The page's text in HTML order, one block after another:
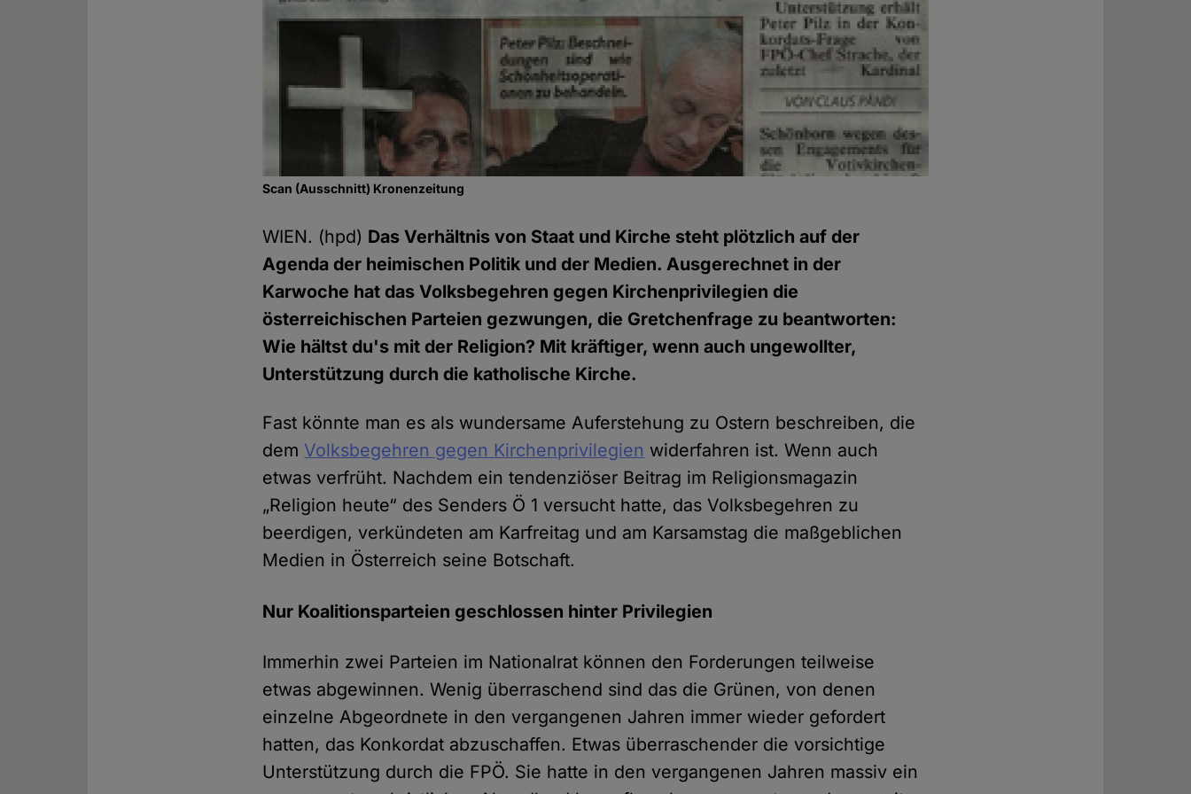
Scan (Ausschnitt) Kronenzeitung
WIEN. (hpd) Das Verhältnis von Staat und Kirche steht plötzlich auf der
Agenda der heimischen Politik und der Medien. Ausgerechnet in der
Karwoche hat das Volksbegehren gegen Kirchenprivilegien die
österreichischen Parteien gezwungen, die Gretchenfrage zu beantworten:
Wie hältst du's mit der Religion? Mit kräftiger, wenn auch ungewollter,
Unterstützung durch die katholische Kirche.
Fast könnte man es als wundersame Auferstehung zu Ostern beschreiben, die
dem Volksbegehren gegen Kirchenprivilegien widerfahren ist. Wenn auch
etwas verfrüht. Nachdem ein tendenziöser Beitrag im Religionsmagazin
„Religion heute“ des Senders Ö 1 versucht hatte, das Volksbegehren zu
beerdigen, verkündeten am Karfreitag und am Karsamstag die maßgeblichen
Medien in Österreich seine Botschaft.
Nur Koalitionsparteien geschlossen hinter Privilegien
Immerhin zwei Parteien im Nationalrat können den Forderungen teilweise
etwas abgewinnen. Wenig überraschend sind das die Grünen, von denen
einzelne Abgeordnete in den vergangenen Jahren immer wieder gefordert
hatten, das Konkordat abzuschaffen. Etwas überraschender die vorsichtige
Unterstützung durch die FPÖ. Sie hatte in den vergangenen Jahren massiv ein